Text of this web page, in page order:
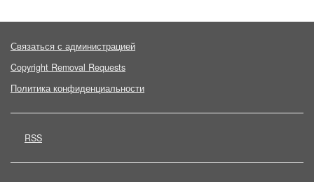
Связаться с администрацией
Copyright Removal Requests
Политика конфиденциальности
RSS